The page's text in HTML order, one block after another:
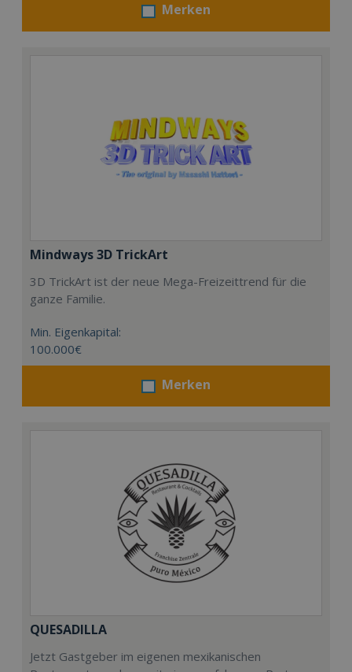
Merken
Mindways 3D TrickArt
3D TrickArt ist der neue Mega-Freizeittrend für die
ganze Familie.
Min. Eigenkapital:
100.000€
Merken
QUESADILLA
Jetzt Gastgeber im eigenen mexikanischen